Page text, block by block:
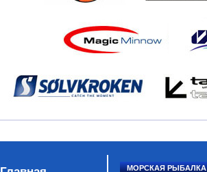
МОРСКАЯ РЫБАЛКА